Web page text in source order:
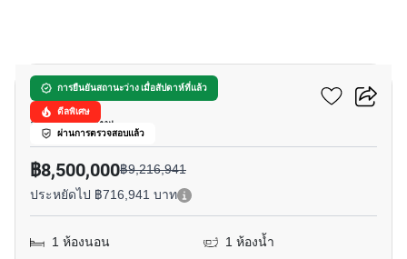
การยืนยันสถานะว่าง เมื่อสัปดาห์ที่แล้ว
ดีลพิเศษ
ผ่านการตรวจสอบแล้ว
ดิ แอดเดรส สาทร
สีลม, กรุงเทพ
฿8,500,000฿9,216,941
ประหยัดไป ฿716,941 บาท
1 ห้องนอน 1 ห้องน้ำ